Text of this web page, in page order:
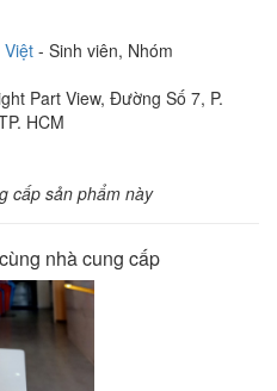
Việt- Sinh viên, Nhóm
Part View, Đường Số 7, P.
HCM
cấp sản phẩm này
nhà cung cấp